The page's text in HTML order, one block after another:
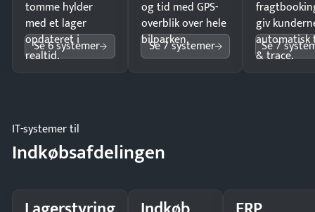
tomme hylder
med et lager
opdateret i
realtid.
Se 6 systemer
og tid med GPS-
overblik over hele
bilparken.
Se 7 systemer
giv
automatisk
& trace.
Se 7
IT-systemer til
Indkøbsafdelingen